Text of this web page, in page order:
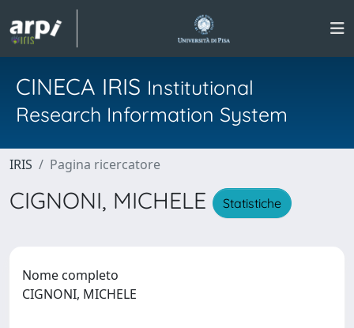
CINECA IRIS Institutional
Research Information System
IRIS Pagina ricercatore
CIGNONI, MICHELE Statistiche
Nome completo
CIGNONI, MICHELE